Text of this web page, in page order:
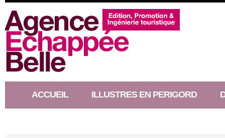
ACCUEIL ILLUSTRES EN PERIGORD